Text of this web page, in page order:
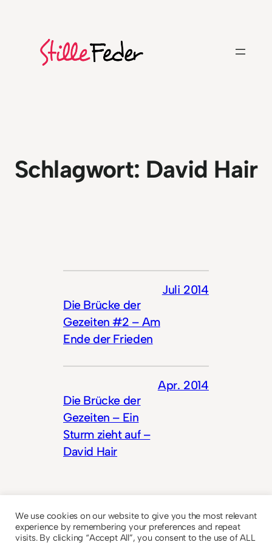
springen
Schlagwort: David Hair
Die Brücke der
Gezeiten #2 – Am
Ende der Frieden
Juli 2014
Die Brücke der
Gezeiten – Ein
Sturm zieht auf –
David Hair
Apr. 2014
We use cookies on our website to give you the most relevant
experience by remembering your preferences and repeat
visits. By clicking “Accept All”, you consent to the use of ALL